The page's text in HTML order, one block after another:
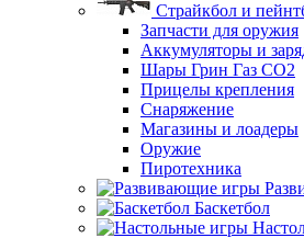
Страйкбол и
Запчасти для оружия
Аккумуляторы и
Шары Грин Газ СО2
Прицелы крепления
Снаряжение
Магазины и лоадеры
Оружие
Пиротехника
Баскетбол